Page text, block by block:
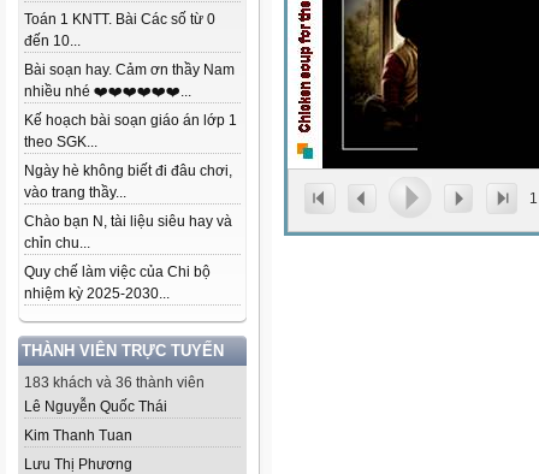
Toán 1 KNTT. Bài Các số từ 0
đến 10...
Bài soạn hay. Cảm ơn thầy Nam
nhiều nhé ❤️❤️❤️❤️❤️❤️...
Kế hoạch bài soạn giáo án lớp 1
theo SGK...
Ngày hè không biết đi đâu chơi,
vào trang thầy...
Chào bạn N, tài liệu siêu hay và
chỉn chu...
Quy chế làm việc của Chi bộ
nhiệm kỳ 2025-2030...
THÀNH VIÊN TRỰC TUYẾN
183 khách và 36 thành viên
Lê Nguyễn Quốc Thái
Kim Thanh Tuan
Lưu Thị Phương
1